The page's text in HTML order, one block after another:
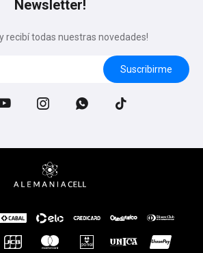
Newsletter!
recibí todas nuestras novedades!
Suscribirme
  